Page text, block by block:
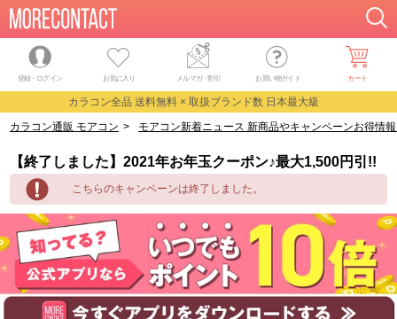
登録・ログイン お気に入り メルマガ・割引 お買い物ガイド カート
カラコン全品 送料無料 × 取扱ブランド数 日本最大級
カラコン通販 モアコン > モアコン新着ニュース 新商品やキャンペーンお得情
【終了しました】2021年お年玉クーポン♪最大1,500円引!!
こちらのキャンペーンは終了しました。